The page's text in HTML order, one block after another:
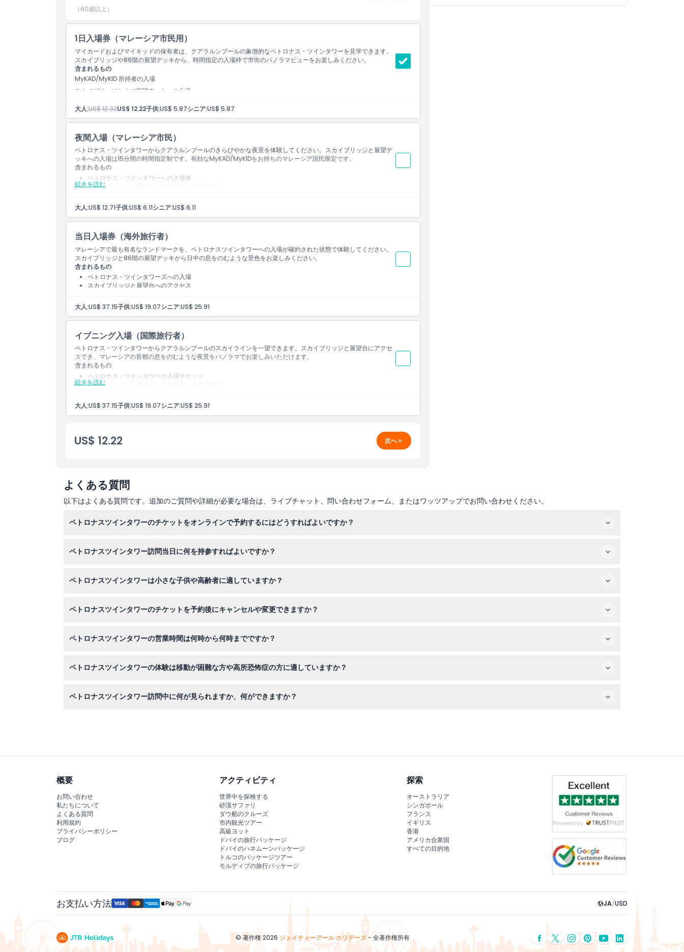
対象外
営業時間
注意事項
引換方法
キャンセルポリシー
（60歳以上）
1日入場券（マレーシア市民用）
マイカードおよびマイキッドの保有者は、クアラルンプールの象徴的なペトロナス・ツインタワーを見学できます。
スカイブリッジや86階の展望デッキから、時間指定の入場枠で市街のパノラマビューをお楽しみください。
含まれるもの
MyKAD/MyKID 所持者の入場
スカイブリッジおよび展望デッキへの入場
15分間の指定入場枠
大人:US$ 12.32US$ 12.22子供:US$ 5.87シニア:US$ 5.87
夜間入場（マレーシア市民）
ペトロナス・ツインタワーからクアラルンプールのきらびやかな夜景を体験してください。スカイブリッジと展望デ
ッキへの入場は15分間の時間指定制です。有効なMyKAD/MyKIDをお持ちのマレーシア国民限定です。
続きを読む
含まれるもの
ペトロナス・ツインタワーへの入場券
スカイブリッジと展望デッキの両方へのアクセス
海外からの訪問者も入場可能
大人:US$ 12.71子供:US$ 6.11シニア:US$ 6.11
当日入場券（海外旅行者）
マレーシアで最も有名なランドマークを、ペトロナスツインタワーへの入場が確約された状態で体験してください。
スカイブリッジと86階の展望デッキから日中の息をのむような景色をお楽しみください。
含まれるもの
ペトロナス・ツインタワーズへの入場
スカイブリッジと展望台へのアクセス
大人:US$ 37.15子供:US$ 19.07シニア:US$ 25.91
イブニング入場（国際旅行者）
ペトロナス・ツインタワーからクアラルンプールのスカイラインを一望できます。スカイブリッジと展望台にアクセ
スでき、マレーシアの首都の息をのむような夜景をパノラマでお楽しみいただけます。
続きを読む
含まれるもの
ペトロナス・ツインタワーの入場チケット
スカイブリッジと展望デッキの両方へのアクセス
海外からの訪問者も入場可能
大人:US$ 37.15子供:US$ 19.07シニア:US$ 25.91
US$ 12.22 次へ
よくある質問
以下はよくある質問です。追加のご質問や詳細が必要な場合は、ライブチャット、問い合わせフォーム、またはワッツアップでお問い合わせください。
ペトロナスツインタワーのチケットをオンラインで予約するにはどうすればよいですか？
ペトロナスツインタワー訪問当日に何を持参すればよいですか？
は現地で受け取るため少なくとも30分前に到着することをお勧めします。
ペトロナスツインタワーは小さな子供や高齢者に適していますか？
ます。
ペトロナスツインタワーのチケットを予約後にキャンセルや変更できますか？
ペトロナスツインタワーの営業時間は何時から何時までですか？
りの休憩があります（変動する可能性がありますので、予約時にご確認ください）。
ペトロナスツインタワーの体験は移動が困難な方や高所恐怖症の方に適していますか？
ペトロナスツインタワー訪問中に何が見られますか、何ができますか？
概要
お問い合わせ
私たちについて
よくある質問
利用規約
プライバシーポリシー
ブログ
アクティビティ
世界中を探検する
砂漠サファリ
ダウ船のクルーズ
市内観光ツアー
高級ヨット
ドバイの旅行パッケージ
ドバイのハネムーンパッケージ
トルコのパッケージツアー
モルディブの旅行パッケージ
探索
オーストラリア
シンガポール
フランス
イギリス
香港
アメリカ合衆国
すべての目的地
お支払い方法 JA/USD
© 著作権 2026 ジェイティーアール ホリデーズ- 全著作権所有